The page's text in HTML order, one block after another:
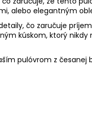
alebo elegantným
čo zaručuje
kúskom, ktorý
pulóvrom z česanej